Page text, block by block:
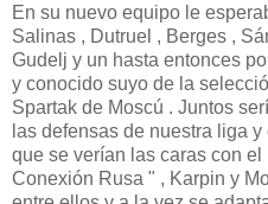
En su nuevo equipo le
Salinas , Dutruel , Berges ,
Gudelj y un hasta entonces
y conocido suyo de la
Spartak de Moscú . Juntos
las defensas de nuestra liga
que se verían las caras con
Conexión Rusa " , Karpin y